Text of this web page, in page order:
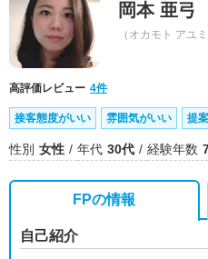
岡本 亜弓
（オカモト アユミ
高評価レビュー 4件
接客態度がいい 雰囲気がいい 提
性別 女性 年代 30代 経験年数
FPの情報
自己紹介